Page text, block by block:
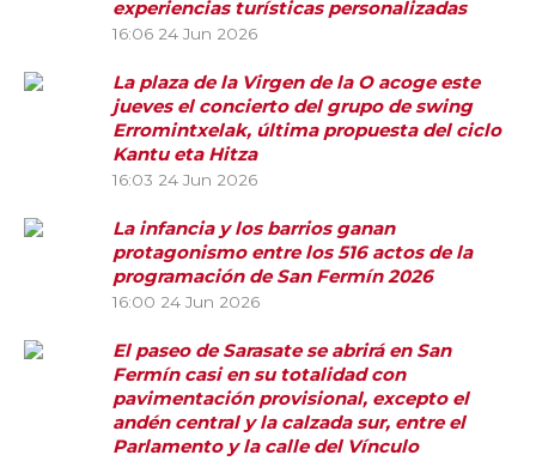
experiencias turísticas personalizadas
16:06 24 Jun 2026
La plaza de la Virgen de la O acoge este
jueves el concierto del grupo de swing
Erromintxelak, última propuesta del ciclo
Kantu eta Hitza
16:03 24 Jun 2026
La infancia y los barrios ganan
protagonismo entre los 516 actos de la
programación de San Fermín 2026
16:00 24 Jun 2026
El paseo de Sarasate se abrirá en San
Fermín casi en su totalidad con
pavimentación provisional, excepto el
andén central y la calzada sur, entre el
Parlamento y la calle del Vínculo